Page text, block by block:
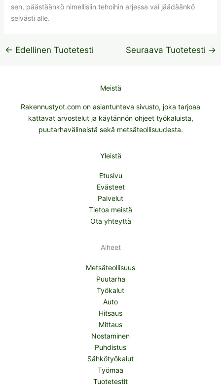
sen, päästäänkö nimellisiin tehoihin arjessa vai jäädäänkö
selvästi alle.
← Edellinen Tuotetesti Seuraava Tuotetesti →
Meistä
Rakennustyot.com on asiantunteva sivusto, joka tarjoaa
kattavat arvostelut ja käytännön ohjeet työkaluista,
puutarhavälineistä sekä metsäteollisuudesta.
Yleistä
Etusivu
Evästeet
Palvelut
Tietoa meistä
Ota yhteyttä
Aiheet
Metsäteollisuus
Puutarha
Työkalut
Auto
Hitsaus
Mittaus
Nostaminen
Puhdistus
Sähkötyökalut
Työmaa
Tuotetestit